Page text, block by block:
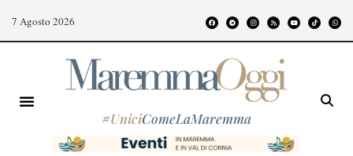
7 Agosto 2026
#UniciComeLaMaremma